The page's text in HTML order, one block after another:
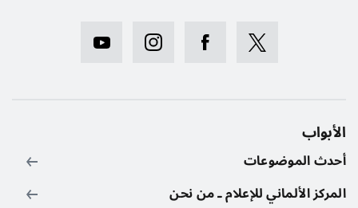
الأبواب
أحدث الموضوعات
المركز الألماني للإعلام ـ من نحن